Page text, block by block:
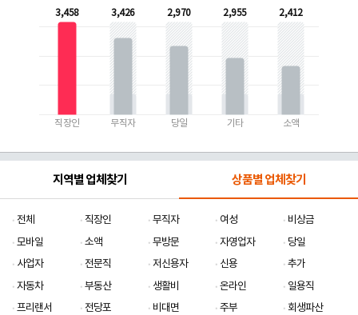
3,458
직장인
3,426
무직자
2,970
당일
2,955
기타
2,412
소액
지역별 업체찾기 상품별 업체찾기
전체 직장인 무직자 여성
비상금
모바일
소액 무방문 자영업자
당일
사업자
전문직 저신용자 신용
추가
자동차
부동산 생활비 온라인
일용직
프리랜서
전당포 비대면 주부
회생파산